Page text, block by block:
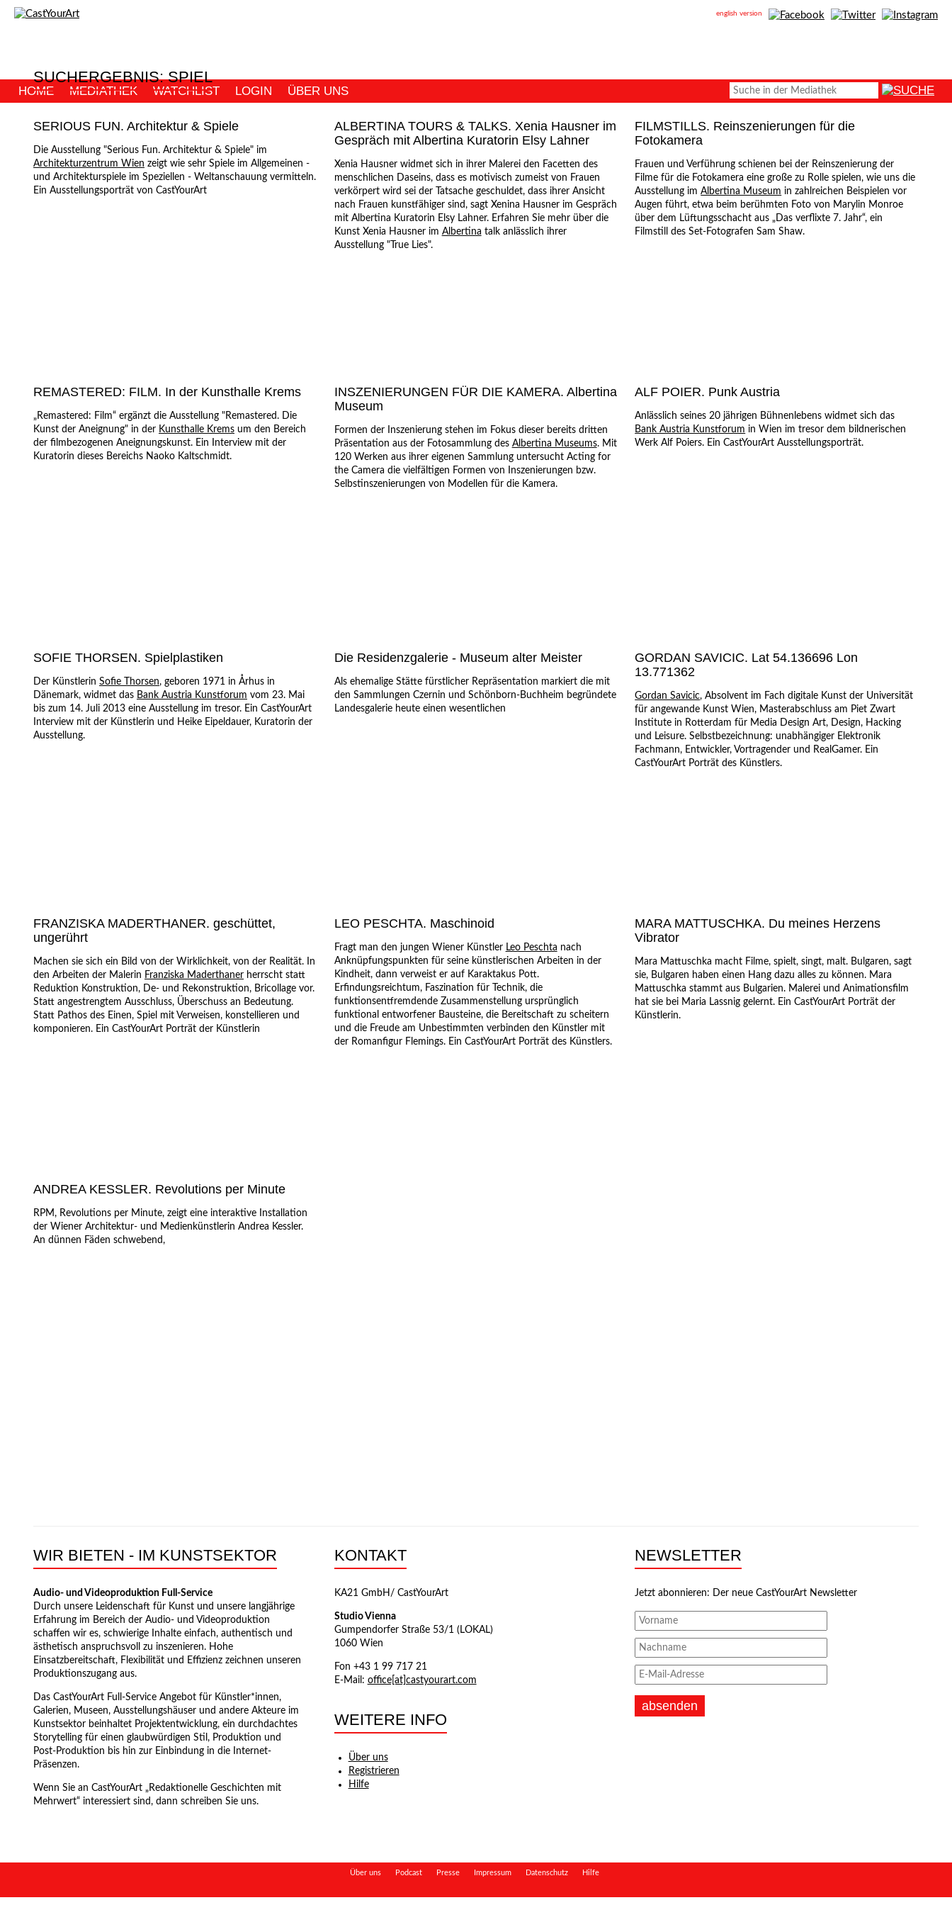
english version
HOME MEDIATHEK WATCHLIST LOGIN ÜBER UNS
SUCHERGEBNIS: SPIEL
SERIOUS FUN. Architektur & Spiele
Die Ausstellung "Serious Fun. Architektur & Spiele" im
Architekturzentrum Wien zeigt wie sehr Spiele im Allgemeinen -
und Architekturspiele im Speziellen - Weltanschauung vermitteln.
Ein Ausstellungsporträt von CastYourArt
ALBERTINA TOURS & TALKS. Xenia Hausner im
Gespräch mit Albertina Kuratorin Elsy Lahner
Xenia Hausner widmet sich in ihrer Malerei den Facetten des
menschlichen Daseins, dass es motivisch zumeist von Frauen
verkörpert wird sei der Tatsache geschuldet, dass ihrer Ansicht
nach Frauen kunstfähiger sind, sagt Xenina Hausner im Gespräch
mit Albertina Kuratorin Elsy Lahner. Erfahren Sie mehr über die
Kunst Xenia Hausner im Albertina talk anlässlich ihrer
Ausstellung "True Lies".
FILMSTILLS. Reinszenierungen für die
Fotokamera
Frauen und Verführung schienen bei der Reinszenierung der
Filme für die Fotokamera eine große zu Rolle spielen, wie uns die
Ausstellung imAlbertina Museum in zahlreichen Beispielen vor
Augen führt, etwa beim berühmten Foto von Marylin Monroe
über dem Lüftungsschacht aus „Das verflixte 7. Jahr“, ein
Filmstill des Set-Fotografen Sam Shaw.
REMASTERED: FILM. In der Kunsthalle Krems
„Remastered: Film“ ergänzt die Ausstellung "Remastered. Die
Kunst der Aneignung" in der Kunsthalle Krems um den Bereich
der filmbezogenen Aneignungskunst. Ein Interview mit der
Kuratorin dieses Bereichs Naoko Kaltschmidt.
INSZENIERUNGEN FÜR DIE KAMERA. Albertina
Museum
Formen der Inszenierung stehen im Fokus dieser bereits dritten
Präsentation aus der Fotosammlung des Albertina Museums. Mit
120 Werken aus ihrer eigenen Sammlung untersucht Acting for
the Camera die vielfältigen Formen von Inszenierungen bzw.
Selbstinszenierungen von Modellen für die Kamera.
ALF POIER. Punk Austria
Anlässlich seines 20 jährigen Bühnenlebens widmet sich das
Bank Austria Kunstforum in Wien im tresor dem bildnerischen
Werk Alf Poiers. Ein CastYourArt Ausstellungsporträt.
SOFIE THORSEN. Spielplastiken
Der Künstlerin Sofie Thorsen, geboren 1971 in Århus in
Dänemark, widmet das Bank Austria Kunstforum vom 23. Mai
bis zum 14. Juli 2013 eine Ausstellung im tresor. Ein CastYourArt
Interview mit der Künstlerin und Heike Eipeldauer, Kuratorin der
Ausstellung.
Die Residenzgalerie - Museum alter Meister
Als ehemalige Stätte fürstlicher Repräsentation markiert die mit
den Sammlungen Czernin und Schönborn-Buchheim begründete
Landesgalerie heute einen wesentlichen
GORDAN SAVICIC. Lat 54.136696 Lon
13.771362
Gordan Savicic, Absolvent im Fach digitale Kunst der Universität
für angewande Kunst Wien, Masterabschluss am Piet Zwart
Institute in Rotterdam für Media Design Art, Design, Hacking
und Leisure. Selbstbezeichnung: unabhängiger Elektronik
Fachmann, Entwickler, Vortragender und RealGamer. Ein
CastYourArt Porträt des Künstlers.
FRANZISKA MADERTHANER. geschüttet,
ungerührt
Machen sie sich ein Bild von der Wirklichkeit, von der Realität. In
den Arbeiten der Malerin Franziska Maderthaner herrscht statt
Reduktion Konstruktion, De- und Rekonstruktion, Bricollage vor.
Statt angestrengtem Ausschluss, Überschuss an Bedeutung.
Statt Pathos des Einen, Spiel mit Verweisen, konstellieren und
komponieren. Ein CastYourArt Porträt der Künstlerin
LEO PESCHTA. Maschinoid
Fragt man den jungen Wiener Künstler Leo Peschta nach
Anknüpfungspunkten für seine künstlerischen Arbeiten in der
Kindheit, dann verweist er auf Karaktakus Pott.
Erfindungsreichtum, Faszination für Technik, die
funktionsentfremdende Zusammenstellung ursprünglich
funktional entworfener Bausteine, die Bereitschaft zu scheitern
und die Freude am Unbestimmten verbinden den Künstler mit
der Romanfigur Flemings. Ein CastYourArt Porträt des Künstlers.
MARA MATTUSCHKA. Du meines Herzens
Vibrator
Mara Mattuschka macht Filme, spielt, singt, malt. Bulgaren, sagt
sie, Bulgaren haben einen Hang dazu alles zu können. Mara
Mattuschka stammt aus Bulgarien. Malerei und Animationsfilm
hat sie bei Maria Lassnig gelernt. Ein CastYourArt Porträt der
Künstlerin.
ANDREA KESSLER. Revolutions per Minute
RPM, Revolutions per Minute, zeigt eine interaktive Installation
der Wiener Architektur- und Medienkünstlerin Andrea Kessler.
An dünnen Fäden schwebend,
WIR BIETEN - IM KUNSTSEKTOR
Audio- und Videoproduktion Full-Service
Durch unsere Leidenschaft für Kunst und unsere langjährige
Erfahrung im Bereich der Audio- und Videoproduktion
schaffen wir es, schwierige Inhalte einfach, authentisch und
ästhetisch anspruchsvoll zu inszenieren. Hohe
Einsatzbereitschaft, Flexibilität und Effizienz zeichnen unseren
Produktionszugang aus.
Das CastYourArt Full-Service Angebot für Künstler*innen,
Galerien, Museen, Ausstellungshäuser und andere Akteure im
Kunstsektor beinhaltet Projektentwicklung, ein durchdachtes
Storytelling für einen glaubwürdigen Stil, Produktion und
Post-Produktion bis hin zur Einbindung in die Internet-
Präsenzen.
Wenn Sie an CastYourArt „Redaktionelle Geschichten mit
Mehrwert“ interessiert sind, dann schreiben Sie uns.
KONTAKT
KA21 GmbH/ CastYourArt
Studio Vienna
Gumpendorfer Straße 53/1 (LOKAL)
1060 Wien
Fon +43 1 99 717 21
E-Mail: office[at]castyourart.com
WEITERE INFO
Über uns
Registrieren
Hilfe
NEWSLETTER
Jetzt abonnieren: Der neue CastYourArt Newsletter
Über uns Podcast Presse Impressum Datenschutz Hilfe